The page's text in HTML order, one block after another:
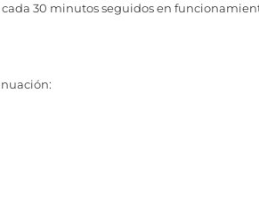
30 minutos seguidos en